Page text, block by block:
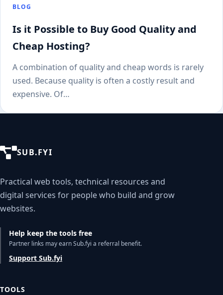
BLOG
Is it Possible to Buy Good Quality and
Cheap Hosting?
A combination of quality and cheap words is rarely
used. Because quality is often a costly result and
expensive. Of…
SUB.FYI
Practical web tools, technical resources and
digital services for people who build and grow
websites.
Help keep the tools free
Partner links may earn Sub.fyi a referral benefit.
Support Sub.fyi
TOOLS